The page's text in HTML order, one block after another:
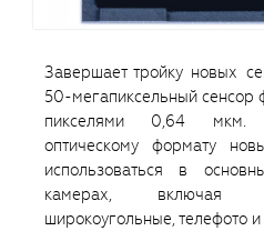
Завершает тройку новых
50-мегапиксельный
пикселями 0,64 мкм.
оптическому формату
использоваться в
камерах, включая
широкоугольные, телефото